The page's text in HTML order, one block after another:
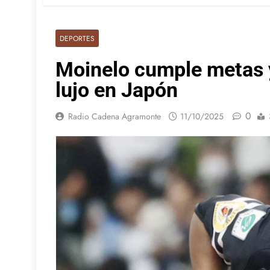
DEPORTES
Moinelo cumple
lujo en Japón
Radio Cadena Agramonte 11/10/2025 0